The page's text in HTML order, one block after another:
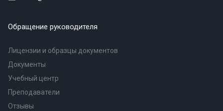
Обращение руководителя
Лицензии и образцы документов
Документы
Учебный центр
Преподаватели
Отзывы